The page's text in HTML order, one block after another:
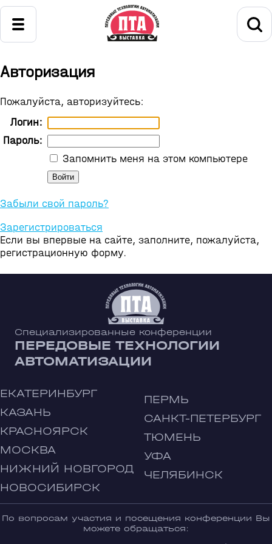
Авторизация
Пожалуйста, авторизуйтесь:
Логин:
Пароль:
Запомнить меня на этом компьютере
Забыли свой пароль?
Зарегистрироваться
Если вы впервые на сайте, заполните, пожалуйста,
регистрационную форму.
Специализированные конференции
ПЕРЕДОВЫЕ ТЕХНОЛОГИИ
АВТОМАТИЗАЦИИ
ЕКАТЕРИНБУРГ
КАЗАНЬ
КРАСНОЯРСК
МОСКВА
НИЖНИЙ НОВГОРОД
НОВОСИБИРСК
ПЕРМЬ
САНКТ-ПЕТЕРБУРГ
ТЮМЕНЬ
УФА
ЧЕЛЯБИНСК
По вопросам участия и посещения конференции Вы
можете обращаться: